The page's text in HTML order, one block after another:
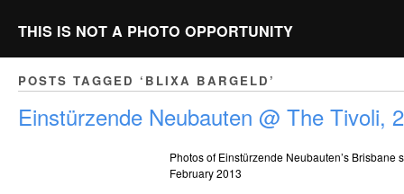
THIS IS NOT A PHOTO OPPORTUNITY
POSTS TAGGED ‘BLIXA BARGELD’
Einstürzende Neubauten @ The Tivoli,
Photos of Einstürzende Neubauten’s Brisbane
February 2013